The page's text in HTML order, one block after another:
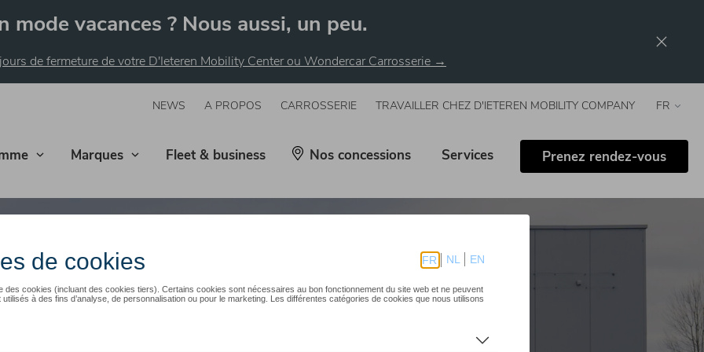
mode vacances ? Nous aussi, un peu.
de fermeture de votre D'Ieteren Mobility Center ou Wondercar Carrosserie →
NEWS A PROPOS CARROSSERIE TRAVAILLER CHEZ D'IETEREN MOBILITY COMPANY
Select
Marques Fleet & business Nos concessions Services Prenez rendez-vous
bonne idée ?